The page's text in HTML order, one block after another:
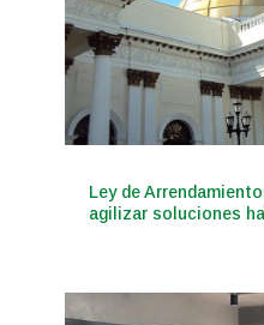
Ley de
agilizar soluciones